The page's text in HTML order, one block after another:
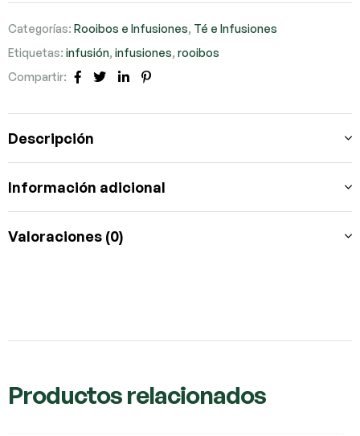
Categorías: Rooibos e Infusiones, Té e Infusiones
Etiquetas: infusión, infusiones, rooibos
Compartir:
Facebook
TwitterLinkedIn
Descripción
Información adicional
Valoraciones (0)
Productos relacionados